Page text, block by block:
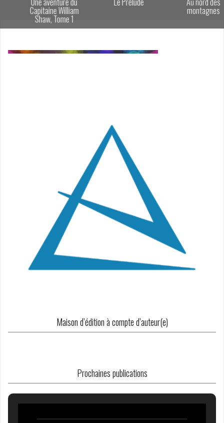
Capitaine William
Shaw, Tome 1
montagnes
Maison d’édition à compte d’auteur(e)
Prochaines publications